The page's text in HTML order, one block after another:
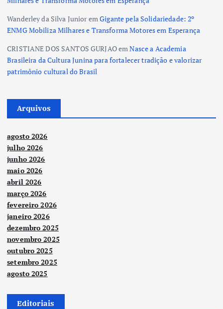
Wanderley da Silva JunioremGigante pela Solidariedade: 2º
ENMG Mobiliza Milhares e Transforma Motores em Esperança
CRISTIANE DOS SANTOS GURJAOemNasce a Academia
Brasileira da Cultura Junina para fortalecer tradição e valorizar
patrimônio cultural do Brasil
Arquivos
agosto 2026
julho 2026
junho 2026
maio 2026
abril 2026
março 2026
fevereiro 2026
janeiro 2026
dezembro 2025
novembro 2025
outubro 2025
setembro 2025
agosto 2025
Editoriais